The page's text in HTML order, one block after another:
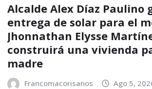
Alcalde Alex Díaz Paulino
entrega de solar para el
Jhonnathan Elysse
construirá una vivienda
madre
Francomacorisanos Ago 5,